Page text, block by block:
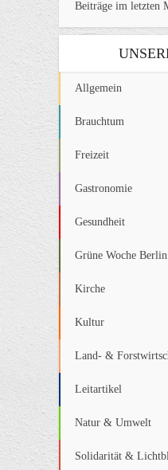
Beiträge im letzten
Allgemein
Brauchtum
Freizeit
Gastronomie
Gesundheit
Grüne Woche Berlin
Kirche
Kultur
Land- &
Leitartikel
Natur & Umwelt
Solidarität &